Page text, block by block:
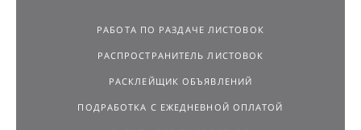
РАБОТА ПО РАЗДАЧЕ ЛИСТОВОК
РАСПРОСТРАНИТЕЛЬ ЛИСТОВОК
РАСКЛЕЙЩИК ОБЪЯВЛЕНИЙ
ПОДРАБОТКА С ЕЖЕДНЕВНОЙ ОПЛАТОЙ